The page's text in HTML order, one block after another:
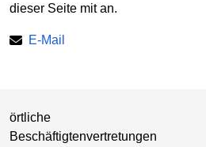
dieser Seite mit an.
E-Mail
örtliche
Beschäftigtenvertretungen